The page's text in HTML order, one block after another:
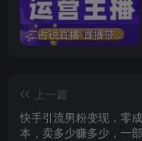
二占说直播·直播带货主播运营课程，主播运营二合一实操课
上一篇
快手引流男粉变现，零成
本，卖多少赚多少，一